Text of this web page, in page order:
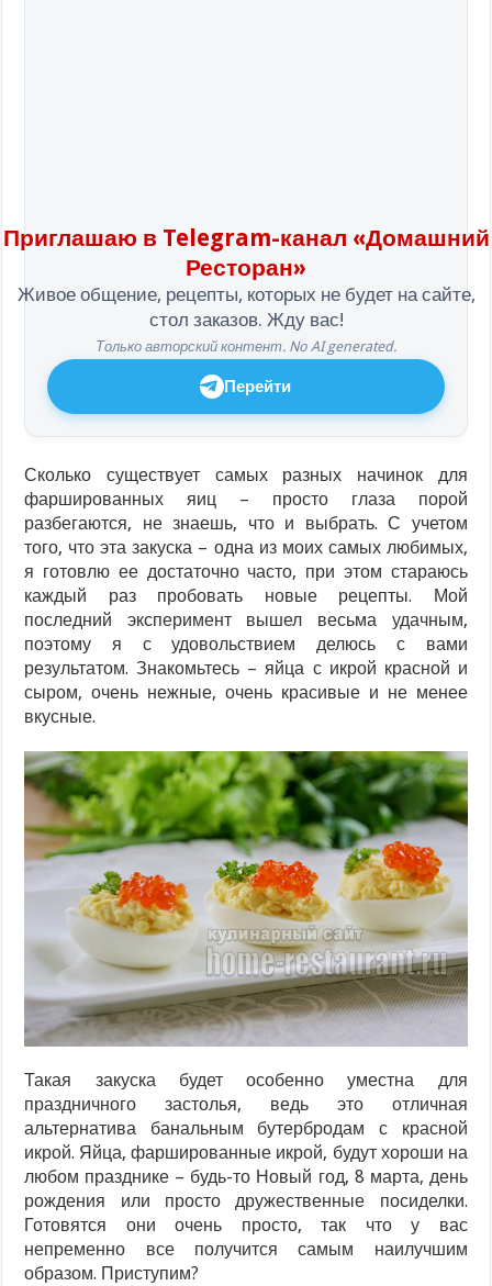
Приглашаю в Telegram-канал «Домашний
Ресторан»
Живое общение, рецепты, которых не будет на сайте,
стол заказов. Жду вас!
Только авторский контент. No AI generated.
Перейти
Сколько существует самых разных начинок для
фаршированных яиц – просто глаза порой
разбегаются, не знаешь, что и выбрать. С учетом
того, что эта закуска – одна из моих самых любимых,
я готовлю ее достаточно часто, при этом стараюсь
каждый раз пробовать новые рецепты. Мой
последний эксперимент вышел весьма удачным,
поэтому я с удовольствием делюсь с вами
результатом. Знакомьтесь – яйца с икрой красной и
сыром, очень нежные, очень красивые и не менее
вкусные.
Такая закуска будет особенно уместна для
праздничного застолья, ведь это отличная
альтернатива банальным бутербродам с красной
икрой. Яйца, фаршированные икрой, будут хороши на
любом празднике – будь-то Новый год, 8 марта, день
рождения или просто дружественные посиделки.
Готовятся они очень просто, так что у вас
непременно все получится самым наилучшим
образом. Приступим?